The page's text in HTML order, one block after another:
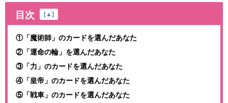
目次 [ ▲ ]
①「魔術師」のカードを選んだあなた
②「運命の輪」を選んだあなた
③「力」のカードを選んだあなた
④「皇帝」のカードを選んだあなた
⑤「戦車」のカードを選んだあなた